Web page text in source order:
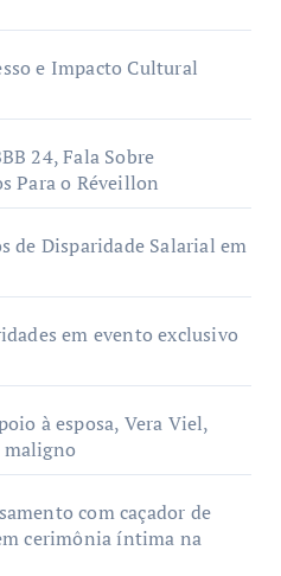
e Impacto Cultural
24, Fala Sobre
Para o Réveillon
de Disparidade Salarial em
em evento exclusivo
à esposa, Vera Viel,
com caçador de
cerimônia íntima na